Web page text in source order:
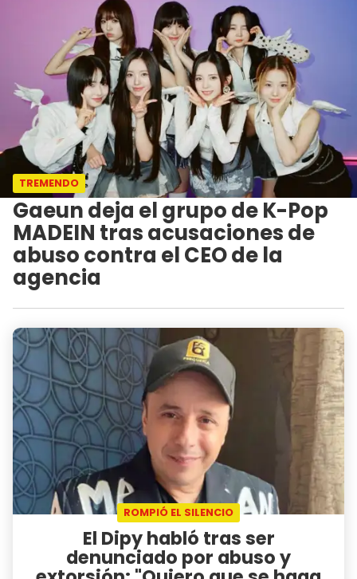
TREMENDO
Gaeun deja el grupo de K-Pop
MADEIN tras acusaciones de
abuso contra el CEO de la
agencia
ROMPIÓ EL SILENCIO
El Dipy habló tras ser
denunciado por abuso y